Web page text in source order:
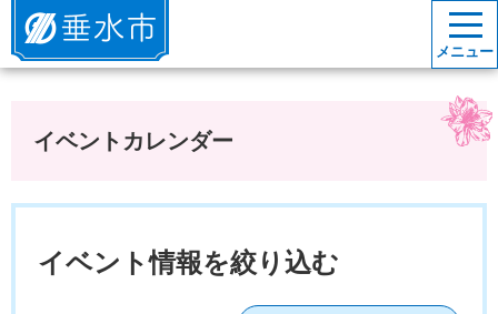
垂水市
メニュー
イベントカレンダー
イベント情報を絞り込む